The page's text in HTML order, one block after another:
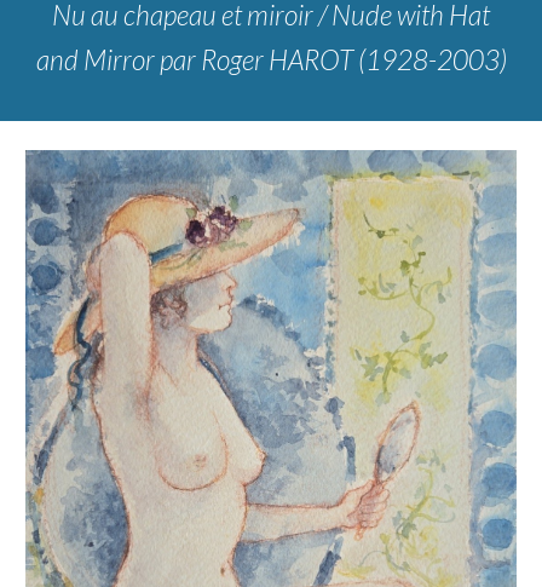
Nu au chapeau et miroir/Nude with Hat
and Mirror par Roger HAROT (1928-2003)